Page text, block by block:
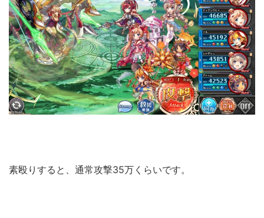
素殴りすると、通常攻撃35万くらいです。